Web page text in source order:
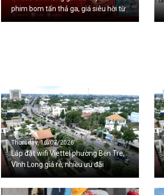
phim bom tấn thả ga, giá siêu hời từ
Thursday, 16/07/2026
Lắp đặt wifi Viettel phường Bến Tre,
Vĩnh Long giá rẻ, nhiều ưu đãi